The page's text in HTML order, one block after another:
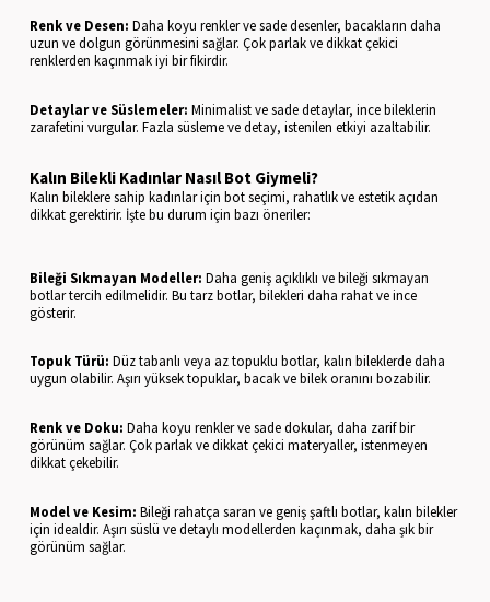
Renk ve Desen: Daha koyu renkler ve sade desenler, bacakların daha
uzun ve dolgun görünmesini sağlar. Çok parlak ve dikkat çekici
renklerden kaçınmak iyi bir fikirdir.
Detaylar ve Süslemeler: Minimalist ve sade detaylar, ince bileklerin
zarafetini vurgular. Fazla süsleme ve detay, istenilen etkiyi azaltabilir.
Kalın Bilekli Kadınlar Nasıl Bot Giymeli?
Kalın bileklere sahip kadınlar için bot seçimi, rahatlık ve estetik açıdan
dikkat gerektirir. İşte bu durum için bazı öneriler:
Bileği Sıkmayan Modeller: Daha geniş açıklıklı ve bileği sıkmayan
botlar tercih edilmelidir. Bu tarz botlar, bilekleri daha rahat ve ince
gösterir.
Topuk Türü: Düz tabanlı veya az topuklu botlar, kalın bileklerde daha
uygun olabilir. Aşırı yüksek topuklar, bacak ve bilek oranını bozabilir.
Renk ve Doku: Daha koyu renkler ve sade dokular, daha zarif bir
görünüm sağlar. Çok parlak ve dikkat çekici materyaller, istenmeyen
dikkat çekebilir.
Model ve Kesim: Bileği rahatça saran ve geniş şaftlı botlar, kalın bilekler
için idealdir. Aşırı süslü ve detaylı modellerden kaçınmak, daha şık bir
görünüm sağlar.